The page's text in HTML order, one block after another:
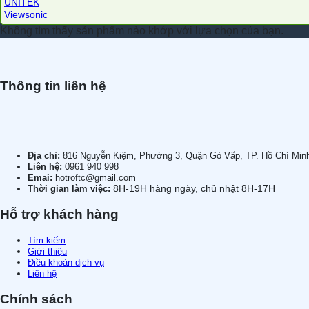
Viewsonic
Không tìm thấy sản phẩm nào khớp với lựa chọn của bạn.
Thông tin liên hệ
Địa chỉ: 816 Nguyễn Kiệm, Phường 3, Quận Gò Vấp, TP. Hồ Chí
Liên hệ: 0961 940 998
Emai: hotroftc@gmail.com
Thời gian làm việc: 8H-19H hàng ngày, chủ nhật 8H-17H
Hỗ trợ khách hàng
Tìm kiếm
Giới thiệu
Điều khoản dịch vụ
Liên hệ
Chính sách